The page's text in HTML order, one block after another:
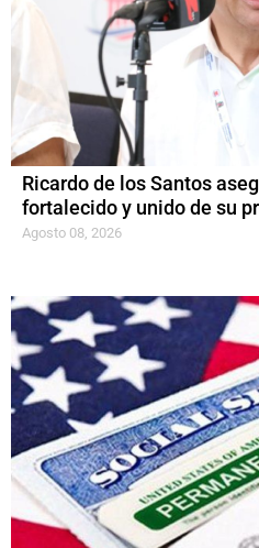
Ricardo de los Santos
fortalecido y unido de su
Agosto 08, 2026